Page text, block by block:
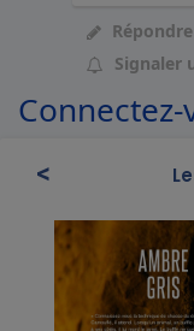
Répondre
Signaler
Connectez-
<